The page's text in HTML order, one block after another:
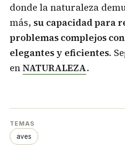
donde la naturaleza
más, su capacidad para
problemas complejos
elegantes y eficientes.
enNATURALEZA.
TEMAS
aves